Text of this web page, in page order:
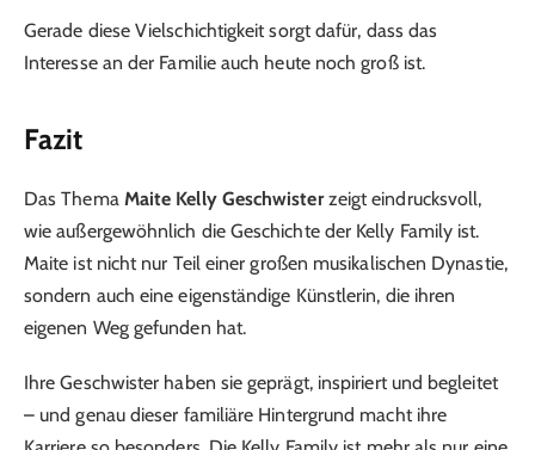
Gerade diese Vielschichtigkeit sorgt dafür, dass das
Interesse an der Familie auch heute noch groß ist.
Fazit
Das Thema Maite Kelly Geschwisterzeigt eindrucksvoll,
wie außergewöhnlich die Geschichte der Kelly Family ist.
Maite ist nicht nur Teil einer großen musikalischen Dynastie,
sondern auch eine eigenständige Künstlerin, die ihren
eigenen Weg gefunden hat.
Ihre Geschwister haben sie geprägt, inspiriert und begleitet
– und genau dieser familiäre Hintergrund macht ihre